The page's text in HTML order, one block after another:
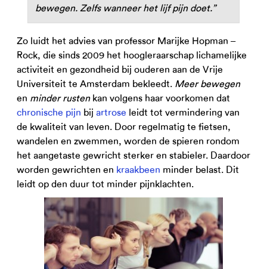
bewegen. Zelfs wanneer het lijf pijn doet.”
Zo luidt het advies van professor Marijke Hopman –
Rock, die sinds 2009 het hoogleraarschap lichamelijke
activiteit en gezondheid bij ouderen aan de Vrije
Universiteit te Amsterdam bekleedt. Meer bewegen
en minder rustenkan volgens haar voorkomen dat
chronische pijn bij artrose leidt tot vermindering van
de kwaliteit van leven. Door regelmatig te fietsen,
wandelen en zwemmen, worden de spieren rondom
het aangetaste gewricht sterker en stabieler. Daardoor
worden gewrichten en kraakbeen minder belast. Dit
leidt op den duur tot minder pijnklachten.